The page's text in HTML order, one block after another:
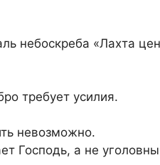
небоскреба «Лахта
требует усилия.
невозможно.
Господь, а не